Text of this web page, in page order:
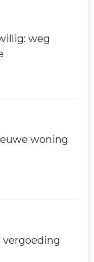
weg
woning